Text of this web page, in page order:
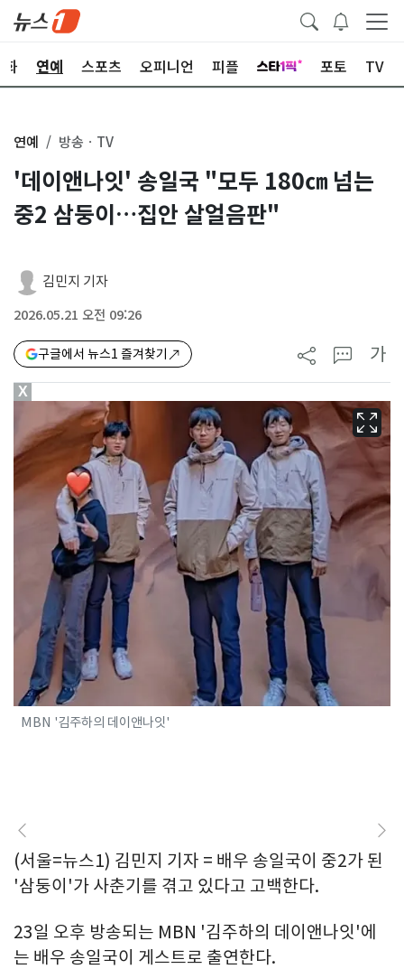
화 연예 스포츠 오피니언 피플 포토 TV
연예 방송ㆍTV
'데이앤나잇' 송일국 "모두 180㎝ 넘는
중2 삼둥이…집안 살얼음판"
김민지 기자
2026.05.21 오전 09:26
구글에서 뉴스1 즐겨찾기 가
MBN '김주하의 데이앤나잇'
(서울=뉴스1) 김민지 기자 = 배우 송일국이 중2가 된
'삼둥이'가 사춘기를 겪고 있다고 고백한다.
23일 오후 방송되는 MBN '김주하의 데이앤나잇'에
는 배우 송일국이 게스트로 출연한다.
X